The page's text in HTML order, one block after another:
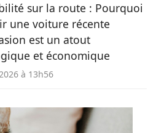
sur la route : Pourquoi
une voiture récente
est un atout
et économique
à 13h56